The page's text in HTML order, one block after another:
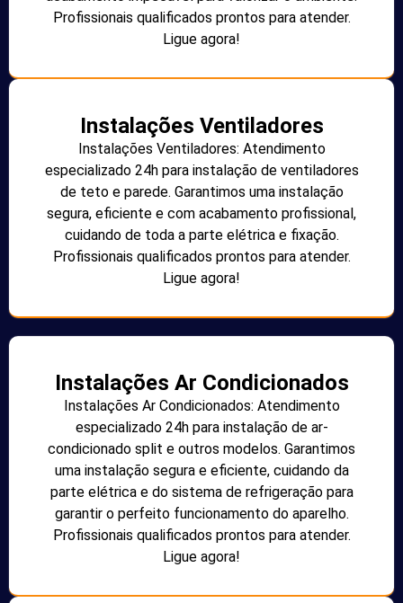
Profissionais qualificados prontos para atender.
Ligue agora!
Instalações Ventiladores
Instalações Ventiladores: Atendimento
especializado 24h para instalação de ventiladores
de teto e parede. Garantimos uma instalação
segura, eficiente e com acabamento profissional,
cuidando de toda a parte elétrica e fixação.
Profissionais qualificados prontos para atender.
Ligue agora!
Instalações Ar Condicionados
Instalações Ar Condicionados: Atendimento
especializado 24h para instalação de ar-
condicionado split e outros modelos. Garantimos
uma instalação segura e eficiente, cuidando da
parte elétrica e do sistema de refrigeração para
garantir o perfeito funcionamento do aparelho.
Profissionais qualificados prontos para atender.
Ligue agora!